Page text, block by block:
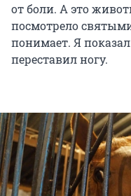
от боли. А это
посмотрело
понимает. Я
переставил ногу.